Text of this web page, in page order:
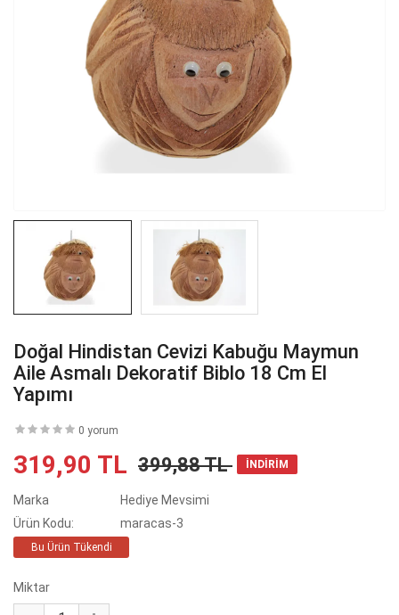
Doğal Hindistan Cevizi Kabuğu Maymun
Aile Asmalı Dekoratif Biblo 18 Cm El
Yapımı
0 yorum
319,90 TL 399,88 TL İNDİRİM
Marka
Hediye Mevsimi
Ürün Kodu:
maracas-3
Bu Ürün Tükendi
Miktar